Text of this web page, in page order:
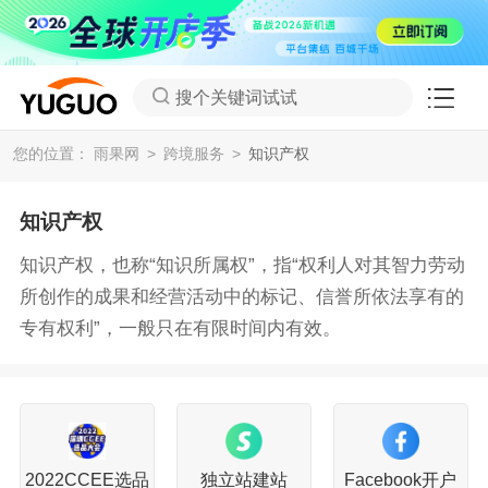
搜个关键词试试
您的位置： 雨果网 跨境服务 知识产权
知识产权
知识产权，也称“知识所属权”，指“权利人对其智力劳动
所创作的成果和经营活动中的标记、信誉所依法享有的
专有权利”，一般只在有限时间内有效。
2022CCEE选品 独立站建站 Facebook开户